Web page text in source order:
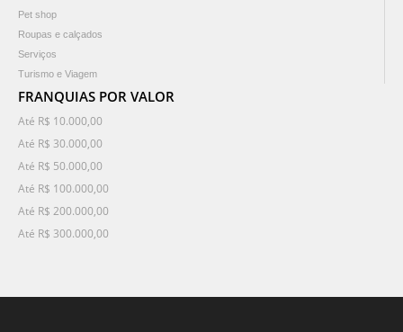
Pet shop
Roupas e calçados
Serviços
Turismo e Viagem
FRANQUIAS POR VALOR
Até R$ 10.000,00
Até R$ 30.000,00
Até R$ 50.000,00
Até R$ 100.000,00
Até R$ 200.000,00
Até R$ 300.000,00